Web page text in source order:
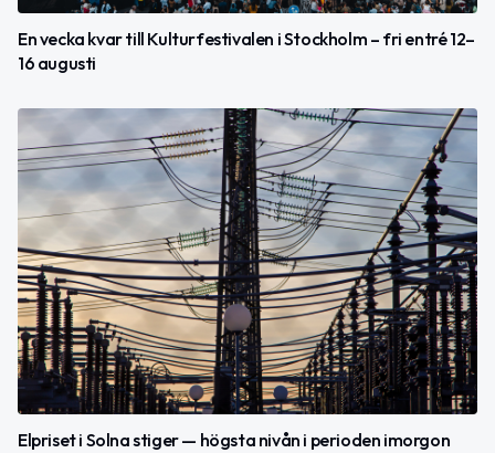
En vecka kvar till Kulturfestivalen i Stockholm – fri entré 12–
16 augusti
Elpriset i Solna stiger — högsta nivån i perioden imorgon